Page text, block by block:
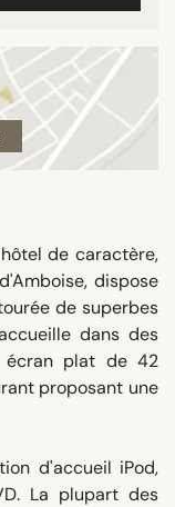
de caractère,
dispose
de superbes
dans des
écran plat de 42
proposant une
d'accueil iPod,
La plupart des